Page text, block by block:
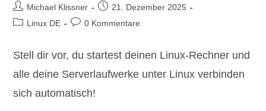
Beitrags-
Autor:
Michael Klissner
Beitrag21. Dezember 2025
Beitrags-
Linux DE
Beitrags-
0 Kommentare
Stell dir vor, du startest deinen Linux-Rechner und
alle deine Serverlaufwerke unter Linux verbinden
sich automatisch!